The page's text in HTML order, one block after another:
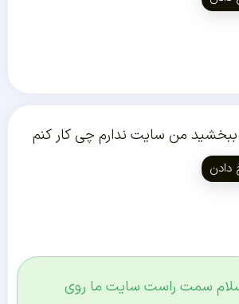
من سایت ندارم چی کار کنم
دادن
سمت راست سایت ما روی